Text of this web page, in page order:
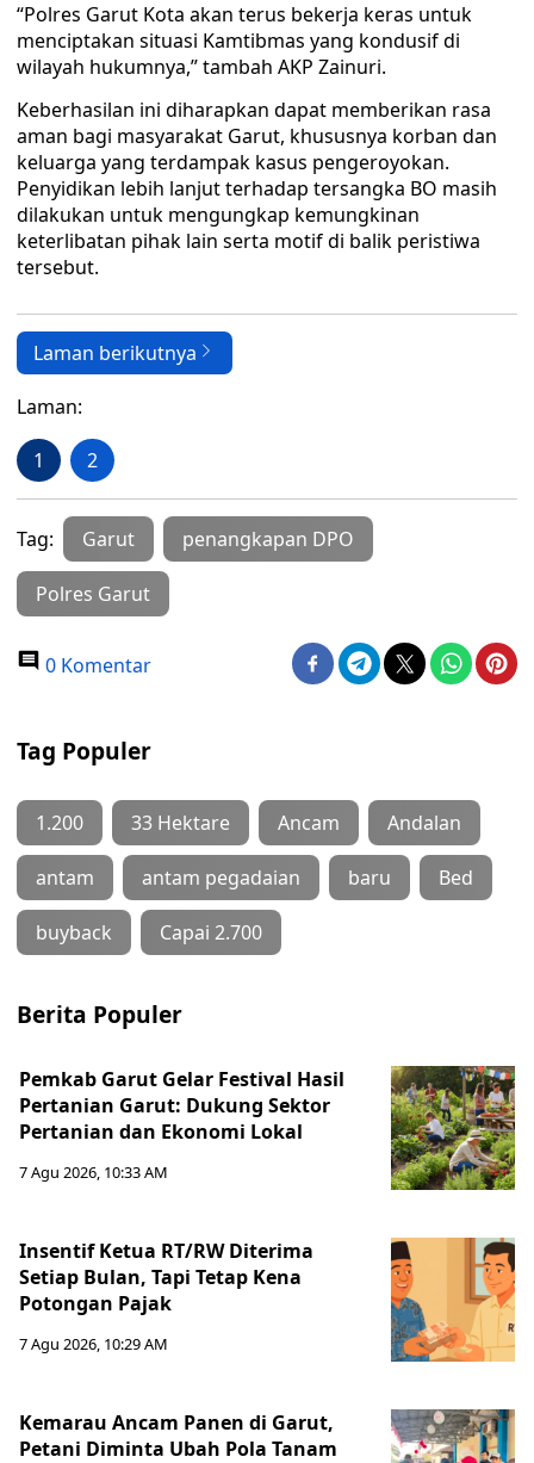
“Polres Garut Kota akan terus bekerja keras untuk
menciptakan situasi Kamtibmas yang kondusif di
wilayah hukumnya,” tambah AKP Zainuri.
Keberhasilan ini diharapkan dapat memberikan rasa
aman bagi masyarakat Garut, khususnya korban dan
keluarga yang terdampak kasus pengeroyokan.
Penyidikan lebih lanjut terhadap tersangka BO masih
dilakukan untuk mengungkap kemungkinan
keterlibatan pihak lain serta motif di balik peristiwa
tersebut.
Laman berikutnya
Laman:
1 2
Tag: Garut penangkapan DPO
Polres Garut
0 Komentar
Tag Populer
1.200 33 Hektare Ancam Andalan
antam antam pegadaian baru Bed
buyback Capai 2.700
Berita Populer
Pemkab Garut Gelar Festival Hasil
Pertanian Garut: Dukung Sektor
Pertanian dan Ekonomi Lokal
7 Agu 2026, 10:33 AM
Insentif Ketua RT/RW Diterima
Setiap Bulan, Tapi Tetap Kena
Potongan Pajak
7 Agu 2026, 10:29 AM
Kemarau Ancam Panen di Garut,
Petani Diminta Ubah Pola Tanam